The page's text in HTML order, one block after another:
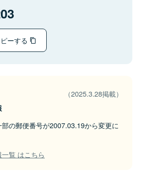
ーする
（2025.3.28掲載）
部の郵便番号が2007.03.19から変更に
覧 はこちら